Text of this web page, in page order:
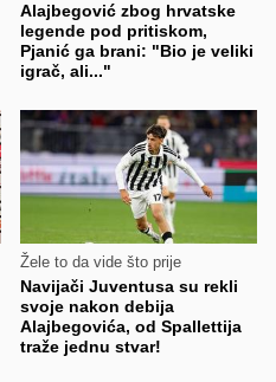
Alajbegović zbog hrvatske
legende pod pritiskom,
Pjanić ga brani: "Bio je veliki
igrač, ali..."
Žele to da vide što prije
Navijači Juventusa su rekli
svoje nakon debija
Alajbegovića, od Spallettija
traže jednu stvar!